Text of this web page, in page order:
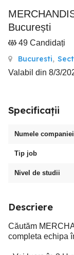
MERCHANDISER Lucrător Comercial -
București
49 Candidați
Bucuresti,
Valabil din 8/3/
Specificații
Numele companiei
Tip job
Nivel de studii
Descriere
Căutăm
completa echipa